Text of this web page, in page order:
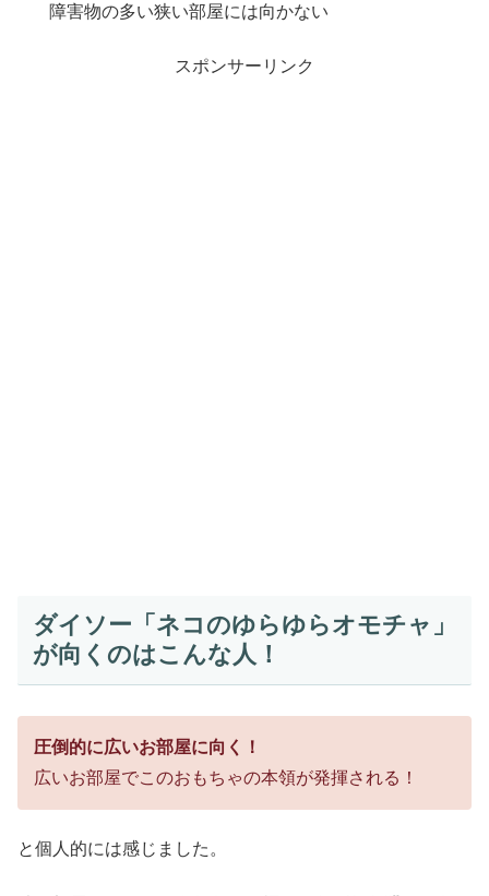
障害物の多い狭い部屋には向かない
スポンサーリンク
ダイソー「ネコのゆらゆらオモチャ」
が向くのはこんな人！
圧倒的に広いお部屋に向く！
広いお部屋でこのおもちゃの本領が発揮される！
と個人的には感じました。